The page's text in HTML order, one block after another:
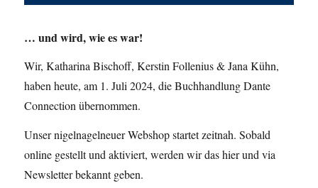
… und wird, wie es war!
Wir, Katharina Bischoff, Kerstin Follenius & Jana Kühn,
haben heute, am 1. Juli 2024, die Buchhandlung Dante
Connection übernommen.
Unser nigelnagelneuer Webshop startet zeitnah. Sobald
online gestellt und aktiviert, werden wir das hier und via
Newsletter bekannt geben.